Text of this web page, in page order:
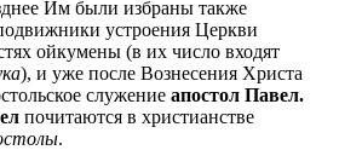
Им были избраны также
устроения Церкви
ойкумены (в их число входят
), и уже после Вознесения Христа
служение апостол Павел.
почитаются в христианстве
.